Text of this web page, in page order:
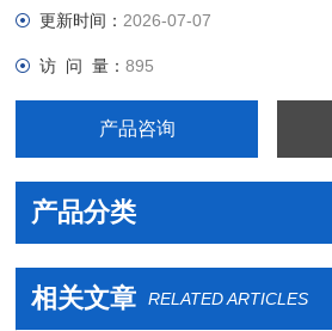
更新时间： 2026-07-07
访 问 量：895
产品咨询
产品分类
相关文章 RELATED ARTICLES